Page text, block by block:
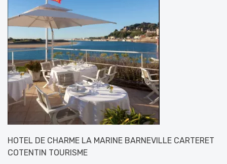
HOTEL DE CHARME LA MARINE BARNEVILLE CARTERET
COTENTIN TOURISME